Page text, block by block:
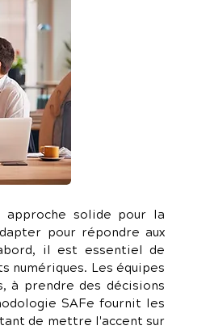
solide pour la
pour répondre aux
il est essentiel de
Les équipes
à prendre des décisions
SAFe fournit les
de mettre l'accent sur